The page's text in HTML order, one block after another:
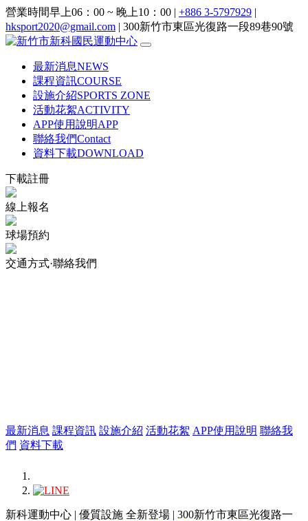
營業時間早上06：00 ~ 晚上10：00 | +886 3-5797929 |
hksport2020@gmail.com | 300新竹市東區光復路一段89巷90號
最新消息NEWS
課程資訊COURSE
設施介紹SPORTS ZONE
活動花絮ACTIVITY
APP使用說明APP
聯絡我們Contact
資料下載DOWNLOAD
下載註冊
線上報名
球場預約
交通方式·聯絡我們
最新消息 課程資訊 設施介紹 活動花絮 APP使用說明 聯絡我
們 資料下載
新科運動中心 | 優質設施 全新登場 | 300新竹市東區光復路一